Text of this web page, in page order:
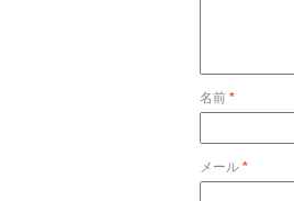
名前 *
メール *